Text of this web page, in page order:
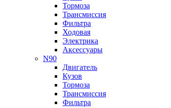
Тормоза
Трансмиссия
Фильтра
Ходовая
Электрика
Аксессуары
N90
Двигатель
Кузов
Тормоза
Трансмиссия
Фильтра